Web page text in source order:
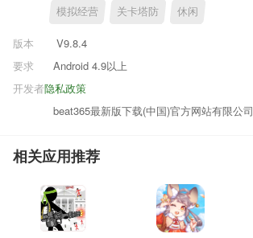
模拟经营 关卡塔防 休闲
版本
V9.8.4
要求
Android 4.9以上
隐私政策
开发者
beat365最新版下载(中国)官方网站有限公司
相关应用推荐